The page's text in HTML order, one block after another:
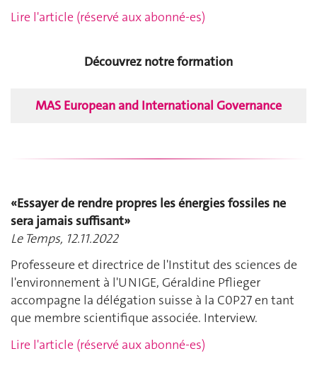
Lire l'article (réservé aux abonné-es)
Découvrez notre formation
MAS European and International Governance
«Essayer de rendre propres les énergies fossiles ne
sera jamais suffisant»
Le Temps, 12.11.2022
Professeure et directrice de l'Institut des sciences de
l'environnement à l'UNIGE, Géraldine Pflieger
accompagne la délégation suisse à la C0P27 en tant
que membre scientifique associée. Interview.
Lire l'article (réservé aux abonné-es)